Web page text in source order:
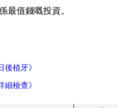
最值錢嘅投資。
後植牙》
細檢查》